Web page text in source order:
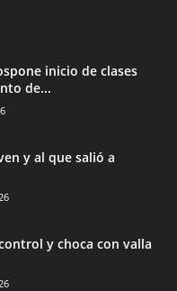
inicio de clases
de...
y al que salió a
y choca con valla